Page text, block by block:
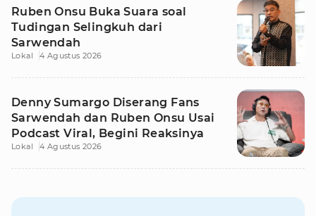
Ruben Onsu Buka Suara soal
Tudingan Selingkuh dari
Sarwendah
Lokal 4 Agustus 2026
Denny Sumargo Diserang Fans
Sarwendah dan Ruben Onsu Usai
Podcast Viral, Begini Reaksinya
Lokal 4 Agustus 2026